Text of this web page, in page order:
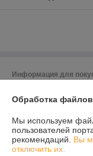
Информация для
сервис"
кабинет 3-1-31
Регистрационный
Обработка
Мы используем
пользователей
рекомендаций. Вы
отключить их.